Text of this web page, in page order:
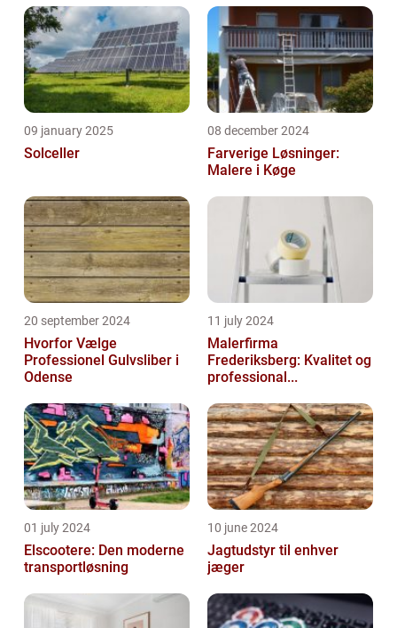
09 january 2025
Solceller
08 december 2024
Farverige Løsninger:
Malere i Køge
20 september 2024
Hvorfor Vælge
Professionel Gulvsliber i
Odense
11 july 2024
Malerfirma
Frederiksberg: Kvalitet og
professional...
01 july 2024
Elscootere: Den moderne
transportløsning
10 june 2024
Jagtudstyr til enhver
jæger